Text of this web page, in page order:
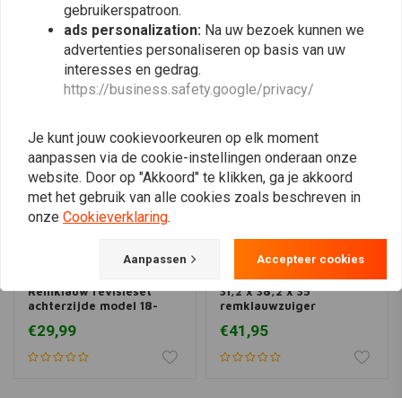
Vergelijkbare producten
Remklauw revisieset
achterzijde model 18-
€29,99
31,2 x 38,2 x 35
remklauwzuiger
€41,95
gebruikerspatroon.
ads personalization: Na uw bezoek kunnen we
advertenties personaliseren op basis van uw
interesses en gedrag.
https://business.safety.google/privacy/
Je kunt jouw cookievoorkeuren op elk moment
aanpassen via de cookie-instellingen onderaan onze
website. Door op "Akkoord" te klikken, ga je akkoord
met het gebruik van alle cookies zoals beschreven in
onze Cookieverklaring.
Aanpassen Accepteer cookies